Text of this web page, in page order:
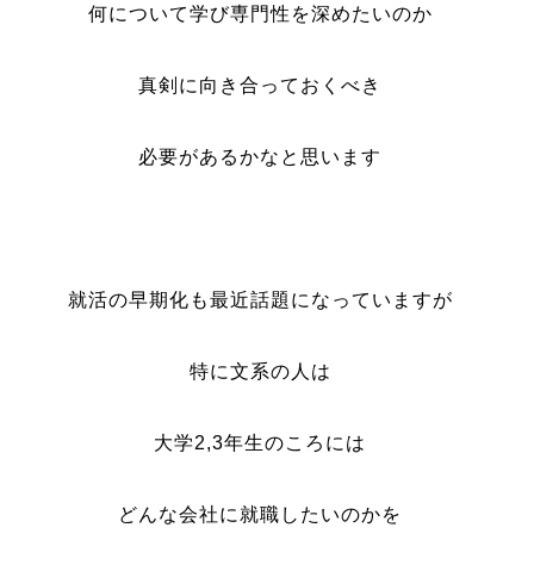
何について学び専門性を深めたいのか
真剣に向き合っておくべき
必要があるかなと思います
就活の早期化も最近話題になっていますが
特に文系の人は
大学2,3年生のころには
どんな会社に就職したいのかを